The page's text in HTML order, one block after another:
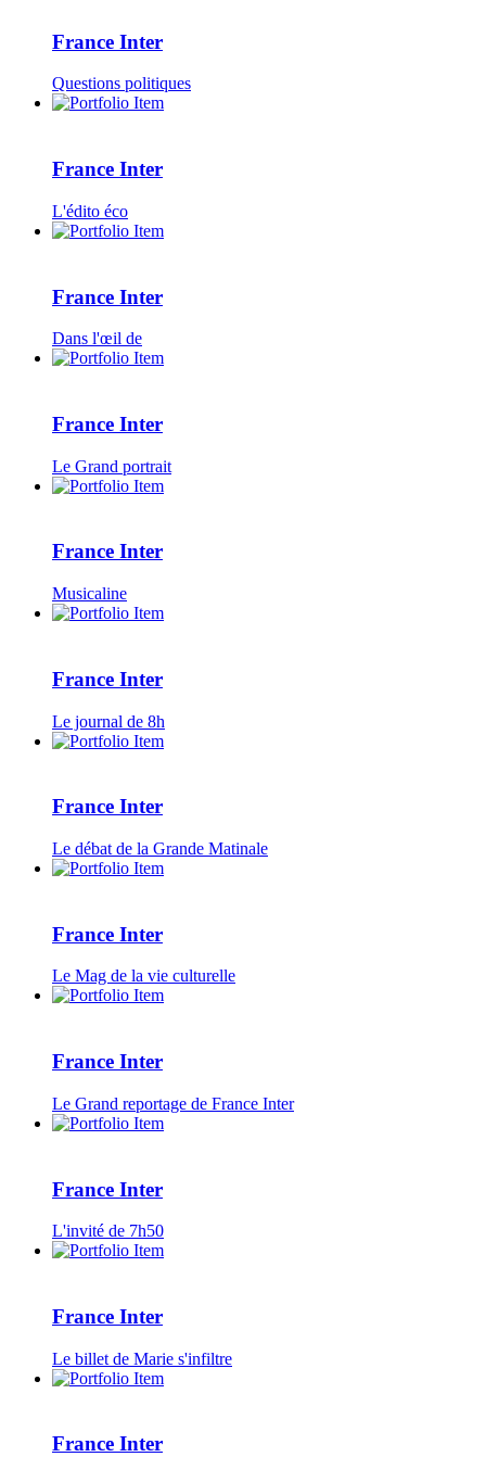
France Inter
Questions politiques
France Inter
L'édito éco
France Inter
Dans l'œil de
France Inter
Le Grand portrait
France Inter
Musicaline
France Inter
Le journal de 8h
France Inter
Le débat de la Grande Matinale
France Inter
Le Mag de la vie culturelle
France Inter
Le Grand reportage de France Inter
France Inter
L'invité de 7h50
France Inter
Le billet de Marie s'infiltre
France Inter